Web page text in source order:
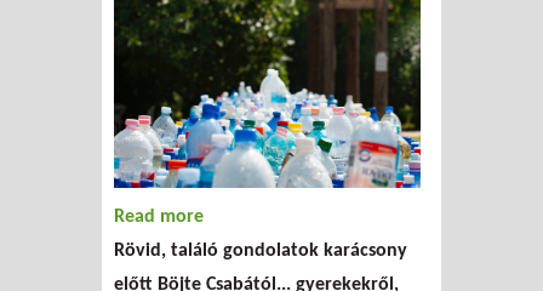
Read more
karácsonyi bevásárlás előtt
Rövid, találó gondolatok karácsony
előtt Böjte Csabától... gyerekekről,